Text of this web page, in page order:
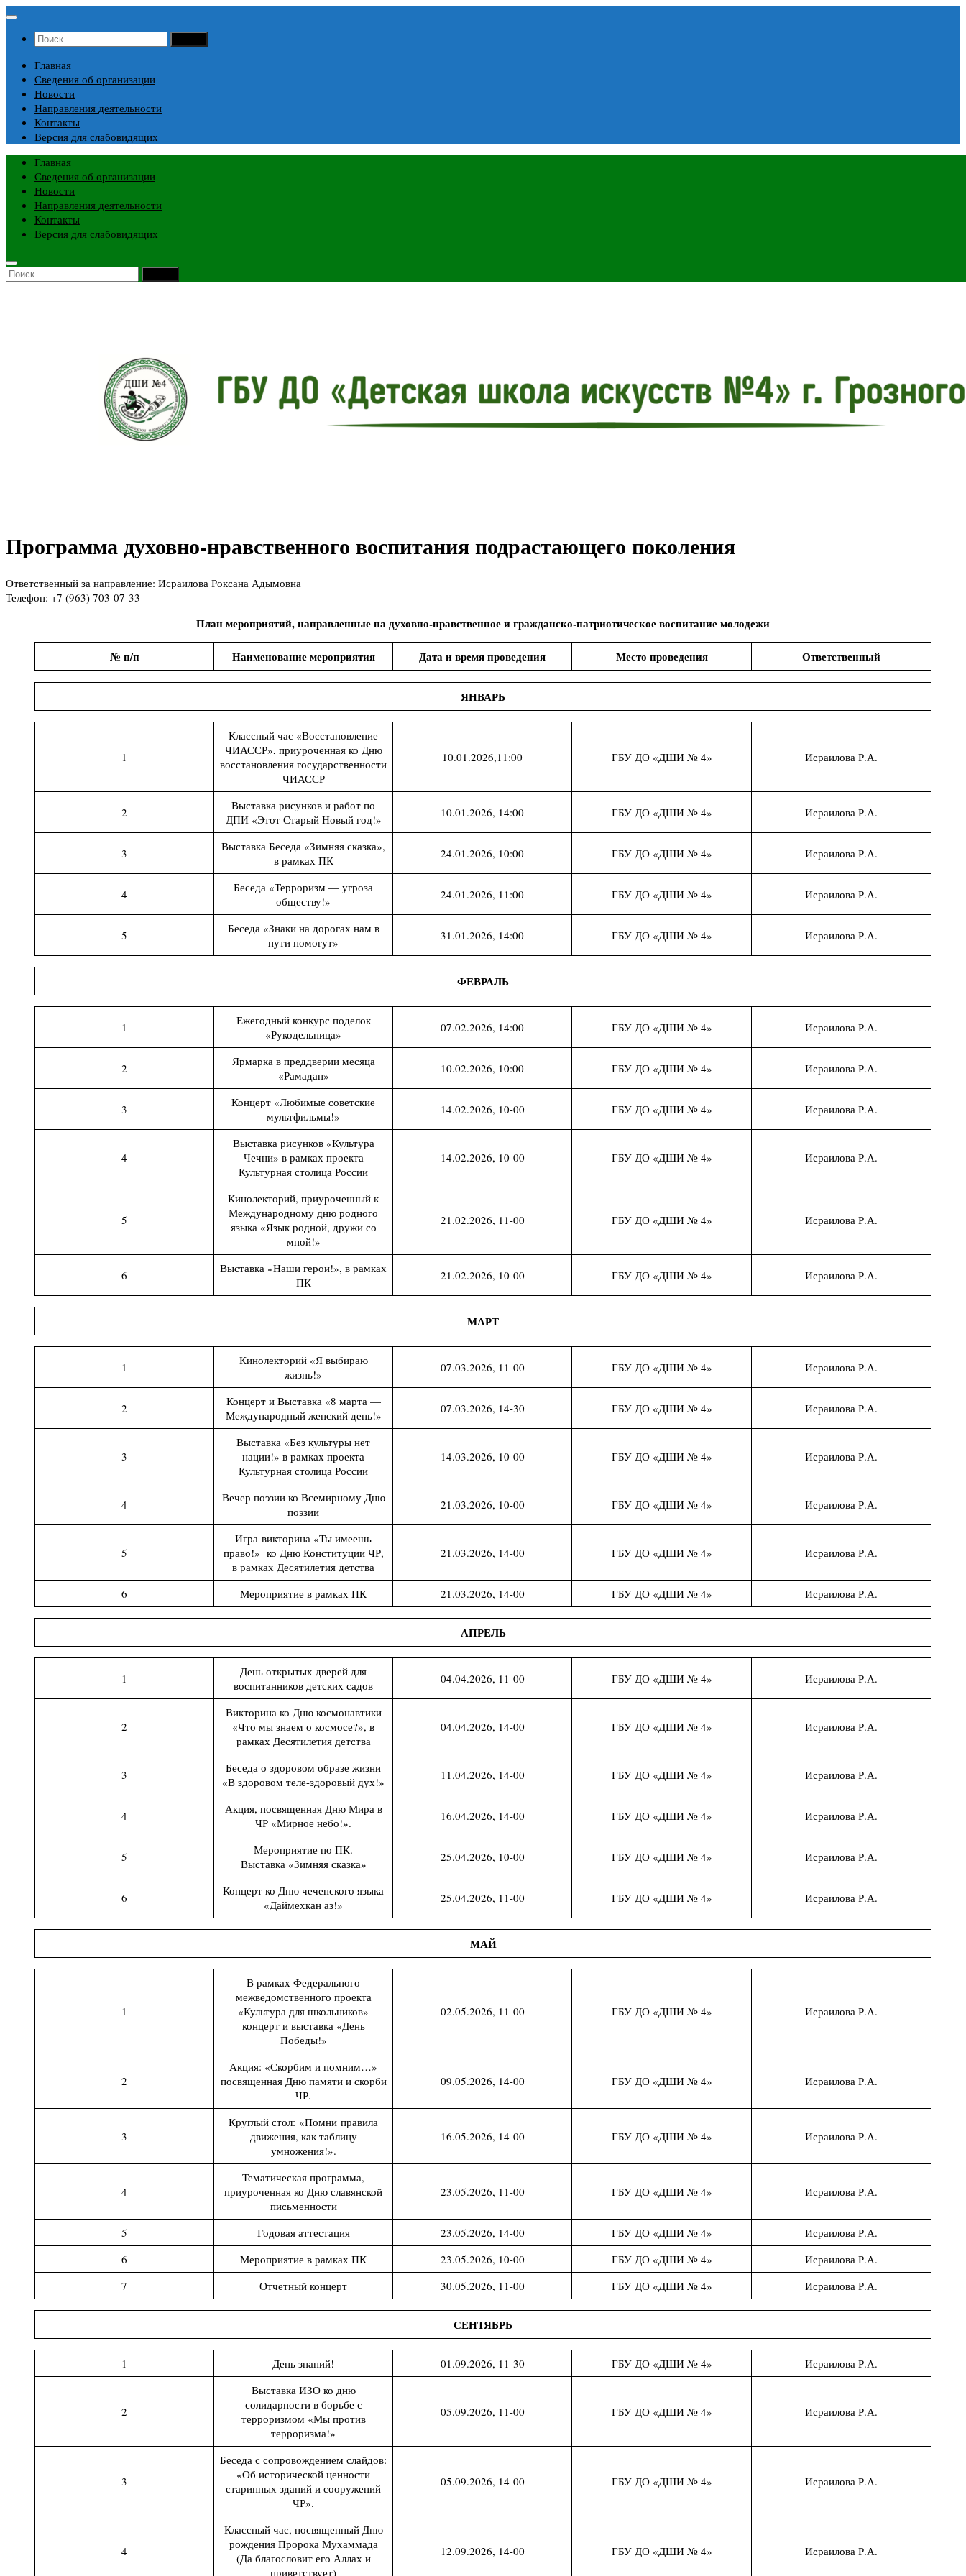
Перейти
содержимому
Найти:
Главная
Сведения об организации
Новости
Направления деятельности
Контакты
Версия для слабовидящих
Главная
Сведения об организации
Новости
Направления деятельности
Контакты
Версия для слабовидящих
Найти:
Программа духовно-нравственного воспитания подрастающего поколения
Ответственный за направление: Исраилова Роксана Адымовна
Телефон: +7 (963) 703-07-33
План мероприятий, направленные на духовно-нравственное и гражданско-патриотическое воспитание молодежи
№ п/п Наименование мероприятия Дата и время проведения Место проведения Ответственный
ЯНВАРЬ
1
Классный час «Восстановление
ЧИАССР», приуроченная ко Дню
восстановления государственности
ЧИАССР
10.01.2026,11:00 ГБУ ДО «ДШИ № 4» Исраилова Р.А.
2
Выставка рисунков и работ по
ДПИ «Этот Старый Новый год!»
10.01.2026, 14:00 ГБУ ДО «ДШИ № 4» Исраилова Р.А.
3
Выставка Беседа «Зимняя сказка»,
в рамках ПК
24.01.2026, 10:00 ГБУ ДО «ДШИ № 4» Исраилова Р.А.
4
Беседа «Терроризм — угроза
обществу!»
24.01.2026, 11:00 ГБУ ДО «ДШИ № 4» Исраилова Р.А.
5
Беседа «Знаки на дорогах нам в
пути помогут»
31.01.2026, 14:00 ГБУ ДО «ДШИ № 4» Исраилова Р.А.
ФЕВРАЛЬ
1
Ежегодный конкурс поделок
«Рукодельница»
07.02.2026, 14:00 ГБУ ДО «ДШИ № 4» Исраилова Р.А.
2
Ярмарка в преддверии месяца
«Рамадан»
10.02.2026, 10:00 ГБУ ДО «ДШИ № 4» Исраилова Р.А.
3
Концерт «Любимые советские
мультфильмы!»
14.02.2026, 10-00 ГБУ ДО «ДШИ № 4» Исраилова Р.А.
4
Выставка рисунков «Культура
Чечни» в рамках проекта
Культурная столица России
14.02.2026, 10-00 ГБУ ДО «ДШИ № 4» Исраилова Р.А.
5
Кинолекторий, приуроченный к
Международному дню родного
языка «Язык родной, дружи со
мной!»
21.02.2026, 11-00 ГБУ ДО «ДШИ № 4» Исраилова Р.А.
6
Выставка «Наши герои!», в рамках
ПК
21.02.2026, 10-00 ГБУ ДО «ДШИ № 4» Исраилова Р.А.
МАРТ
1
Кинолекторий «Я выбираю
жизнь!»
07.03.2026, 11-00 ГБУ ДО «ДШИ № 4» Исраилова Р.А.
2
Концерт и Выставка «8 марта —
Международный женский день!»
07.03.2026, 14-30 ГБУ ДО «ДШИ № 4» Исраилова Р.А.
3
Выставка «Без культуры нет
нации!» в рамках проекта
Культурная столица России
14.03.2026, 10-00 ГБУ ДО «ДШИ № 4» Исраилова Р.А.
4
Вечер поэзии ко Всемирному Дню
поэзии
21.03.2026, 10-00 ГБУ ДО «ДШИ № 4» Исраилова Р.А.
5
Игра-викторина «Ты имеешь
право!» ко Дню Конституции ЧР,
в рамках Десятилетия детства
21.03.2026, 14-00 ГБУ ДО «ДШИ № 4» Исраилова Р.А.
6 Мероприятие в рамках ПК 21.03.2026, 14-00 ГБУ ДО «ДШИ № 4» Исраилова Р.А.
АПРЕЛЬ
1
День открытых дверей для
воспитанников детских садов
04.04.2026, 11-00 ГБУ ДО «ДШИ № 4» Исраилова Р.А.
2
Викторина ко Дню космонавтики
«Что мы знаем о космосе?», в
рамках Десятилетия детства
04.04.2026, 14-00 ГБУ ДО «ДШИ № 4» Исраилова Р.А.
3
Беседа о здоровом образе жизни
«В здоровом теле-здоровый дух!»
11.04.2026, 14-00 ГБУ ДО «ДШИ № 4» Исраилова Р.А.
4
Акция, посвященная Дню Мира в
ЧР «Мирное небо!».
16.04.2026, 14-00 ГБУ ДО «ДШИ № 4» Исраилова Р.А.
5
Мероприятие по ПК.
Выставка «Зимняя сказка»
25.04.2026, 10-00 ГБУ ДО «ДШИ № 4» Исраилова Р.А.
6
Концерт ко Дню чеченского языка
«Даймехкан аз!»
25.04.2026, 11-00 ГБУ ДО «ДШИ № 4» Исраилова Р.А.
МАЙ
1
В рамках Федерального
межведомственного проекта
«Культура для школьников»
концерт и выставка «День
Победы!»
02.05.2026, 11-00 ГБУ ДО «ДШИ № 4» Исраилова Р.А.
2
Акция: «Скорбим и помним…»
посвященная Дню памяти и скорби
ЧР.
09.05.2026, 14-00 ГБУ ДО «ДШИ № 4» Исраилова Р.А.
3
Круглый стол: «Помни правила
движения, как таблицу
умножения!».
16.05.2026, 14-00 ГБУ ДО «ДШИ № 4» Исраилова Р.А.
4
Тематическая программа,
приуроченная ко Дню славянской
письменности
23.05.2026, 11-00 ГБУ ДО «ДШИ № 4» Исраилова Р.А.
5 Годовая аттестация 23.05.2026, 14-00 ГБУ ДО «ДШИ № 4»
Исраилова Р.А.
6
Мероприятие в рамках ПК 23.05.2026, 10-00 ГБУ ДО «ДШИ № 4»
Исраилова Р.А.
7
Отчетный концерт 30.05.2026, 11-00 ГБУ ДО «ДШИ № 4» Исраилова Р.А.
СЕНТЯБРЬ
1 День знаний! 01.09.2026, 11-30 ГБУ ДО «ДШИ № 4» Исраилова Р.А.
2
Выставка ИЗО ко дню
солидарности в борьбе с
терроризмом «Мы против
терроризма!»
05.09.2026, 11-00 ГБУ ДО «ДШИ № 4» Исраилова Р.А.
3
Беседа с сопровождением слайдов:
«Об исторической ценности
старинных зданий и сооружений
ЧР».
05.09.2026, 14-00 ГБУ ДО «ДШИ № 4» Исраилова Р.А.
4
Классный час, посвященный Дню
рождения Пророка Мухаммада
(Да благословит его Аллах и
приветствует)
12.09.2026, 14-00 ГБУ ДО «ДШИ № 4» Исраилова Р.А.